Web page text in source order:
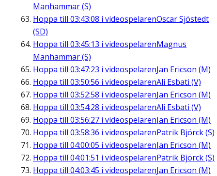
Manhammar (S)
Hoppa till 03:43:08 i videospelarenOscar Sjöstedt
(SD)
Hoppa till 03:45:13 i videospelarenMagnus
Manhammar (S)
Hoppa till 03:47:23 i videospelarenJan Ericson (M)
Hoppa till 03:50:56 i videospelarenAli Esbati (V)
Hoppa till 03:52:58 i videospelarenJan Ericson (M)
Hoppa till 03:54:28 i videospelarenAli Esbati (V)
Hoppa till 03:56:27 i videospelarenJan Ericson (M)
Hoppa till 03:58:36 i videospelarenPatrik Björck (S)
Hoppa till 04:00:05 i videospelarenJan Ericson (M)
Hoppa till 04:01:51 i videospelarenPatrik Björck (S)
Hoppa till 04:03:45 i videospelarenJan Ericson (M)